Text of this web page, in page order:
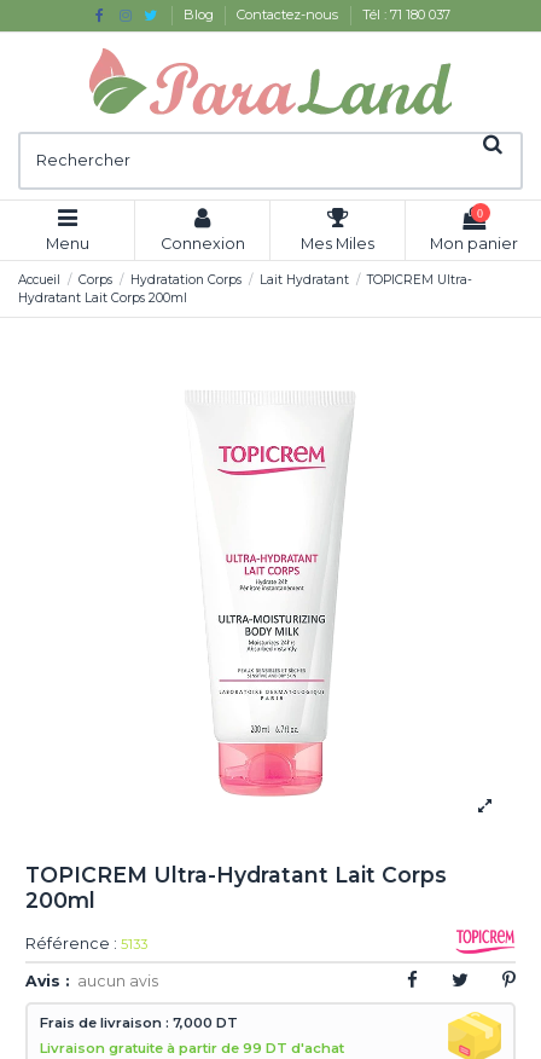
Blog Contactez-nous Tél : 71 180 037
Menu Connexion Mes Miles
0
Mon panier
Accueil Corps Hydratation Corps Lait Hydratant
TOPICREM Ultra-
Hydratant Lait Corps 200ml
TOPICREM Ultra-Hydratant Lait Corps
200ml
Référence : 5133
Avis : aucun avis
Frais de livraison : 7,000 DT
Livraison gratuite à partir de 99 DT d'achat